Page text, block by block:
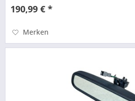
190,99 € *
Merken